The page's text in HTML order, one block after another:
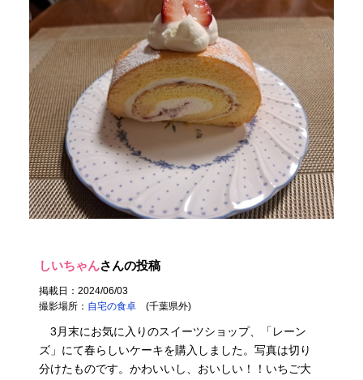
しいちゃんさんの投稿
掲載日：2024/06/03
撮影場所： 自宅の食卓(千葉県外)
3月末にお気に入りのスイーツショップ、「レーン
ズ」にて春らしいケーキを購入しました。写真は切り
分けたものです。かわいいし、おいしい！！いちご大